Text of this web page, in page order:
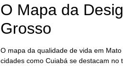
O Mapa da
Grosso
O mapa da qualidade de vida em
cidades como Cuiabá se destacam